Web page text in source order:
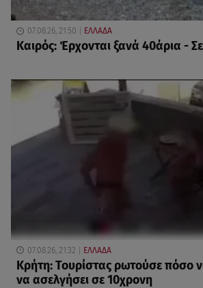
07.08.26, 21:50 ΕΛΛΑΔΑ
Καιρός: Έρχονται ξανά 40άρια -
07.08.26, 21:32 ΕΛΛΑΔΑ
Κρήτη: Τουρίστας ρωτούσε πόσο
να ασελγήσει σε 10χρονη